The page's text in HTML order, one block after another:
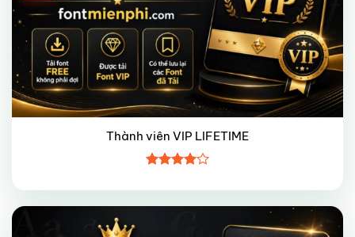
Thành viên VIP LIFETIME
xếp hạng
45 sao
Giảm giá!